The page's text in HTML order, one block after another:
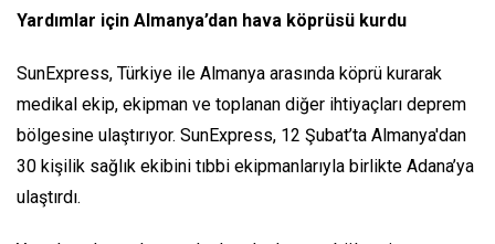
Yardımlar için Almanya’dan hava köprüsü kurdu
SunExpress, Türkiye ile Almanya arasında köprü kurarak
medikal ekip, ekipman ve toplanan diğer ihtiyaçları deprem
bölgesine ulaştırıyor. SunExpress, 12 Şubat’ta Almanya'dan
30 kişilik sağlık ekibini tıbbi ekipmanlarıyla birlikte Adana’ya
ulaştırdı.